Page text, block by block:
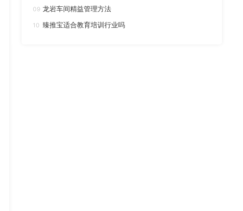
09 龙岩车间精益管理方法
10 臻推宝适合教育培训行业吗